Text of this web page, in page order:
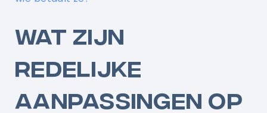
WAT ZIJN
REDELIJKE
AANPASSINGEN OP